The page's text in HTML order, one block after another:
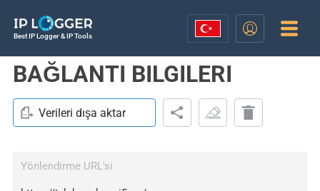
Best IP Logger & IP Tools
BAĞLANTI BILGILERI
Verileri dışa aktar
Yönlendirme URL'si